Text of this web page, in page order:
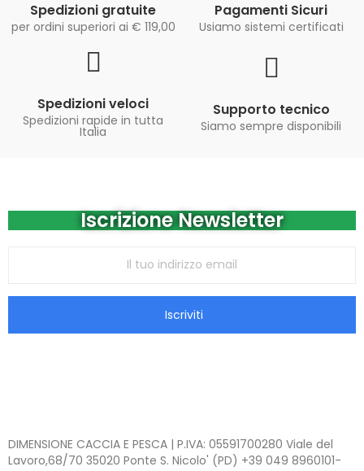
Spedizioni gratuite
per ordini superiori ai € 119,00
Pagamenti Sicuri
Usiamo sistemi certificati
Spedizioni veloci
Spedizioni rapide in tutta
Italia
Supporto tecnico
Siamo sempre disponibili
Iscrizione Newsletter
Iscriviti
DIMENSIONE CACCIA E PESCA | P.IVA: 05591700280 Viale del
Lavoro,68/70 35020 Ponte S. Nicolo' (PD) +39 049 8960101-